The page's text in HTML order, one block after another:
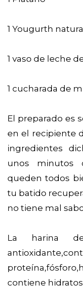
1 Yougurth
1 vaso de leche
1 cucharada de
El preparado es
en el recipiente
ingredientes
unos minutos
queden todos
tu batido
no tiene mal
La harina
contiene